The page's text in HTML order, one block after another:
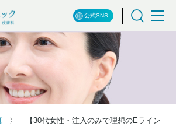
公式SNS
【30代女性・注入のみで理想のEライン